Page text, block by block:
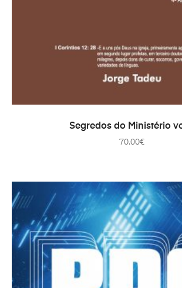
ADICIONAR
Segredos do Ministério
70.00€